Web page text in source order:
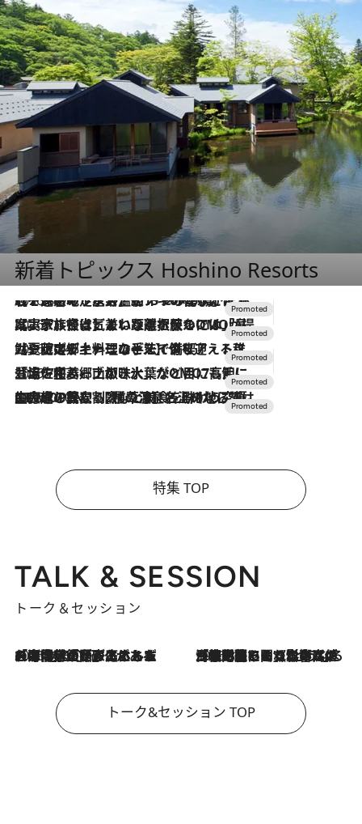
新着トピックス Hoshino Resorts
2026.8.7
【トンボの足水浴】ヒノキの香りに包まれて涼感マックス！約13℃の湧水かけ流しを避暑地「星野温泉 トンボの湯」で体験
2026.7.31
【ホテル帰省】という選択肢をOMOが提案。家族とほどよい距離を保つには「昼は実家、夜は気兼ねなくホテルで！」
2026.7.24
【夏限定ディナーコース】旬を迎える稚鮎や花ズッキーニなどをイタリア・トスカーナの郷土料理の手法で満喫！
2026.7.17
「土佐和ハーブかき氷」がOMO7高知に登場！生姜、山椒、大葉など目にも舌にも涼を呼ぶ郷土の味
2026.7.10
NEW OPEN！【界 草津】名湯の地に誕生。趣の異なる2種の温泉と上州ならではの会席・蕎麦割烹など美食を味わう究極の癒やし旅
特集 TOP
TALK & SESSION
トーク＆セッション
2026.8.3
「今後値上げがあるとすれば…」「リスクがあるのは今年の冬」エネルギー専門家が語る、ホルムズ海峡封鎖が家庭にもたらす“ある心配” 2026.8.3
「住宅建てられない…」「サーチャージ料の高値が続いている」ホルムズ海峡封鎖による影響はいつまで続く？《エネルギー専門家に聞く“どうなる日本の暮らし”》
トーク&セッション TOP